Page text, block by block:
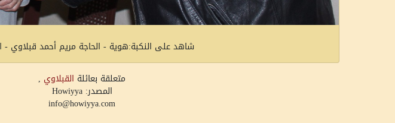
شاهد على النكبة:هوية - الحاجة مريم أحمد قبلاوي -
متعلقة بعائلة القبلاوي ,
المصدر: Howiyya
info@howiyya.com